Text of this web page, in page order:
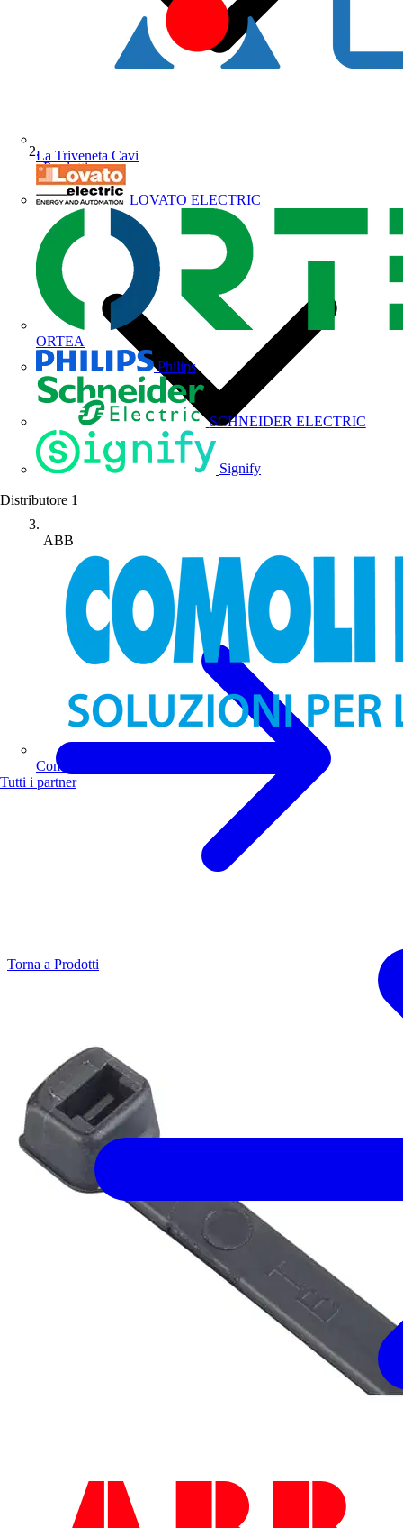
La Triveneta Cavi
LOVATO ELECTRIC
ORTEA
Philips
SCHNEIDER ELECTRIC
Signify
Distributore 1
Comoli Ferrari
Tutti i partner
Prodotti
ABB
Torna a Prodotti